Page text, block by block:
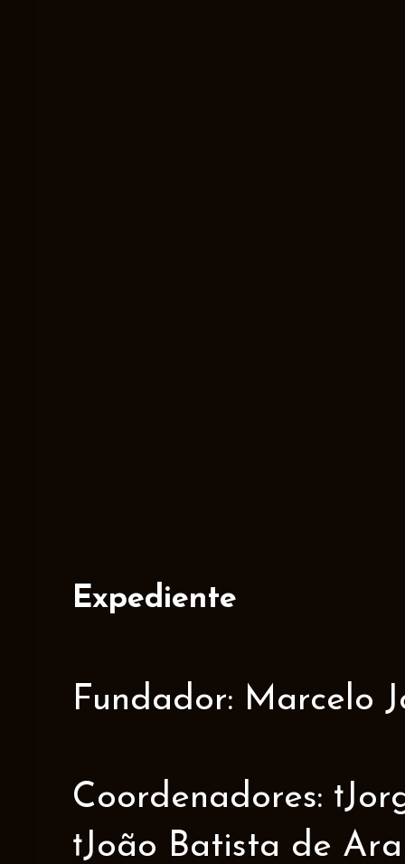
Expediente
Fundador: Marcelo
Coordenadores:
†João Batista de